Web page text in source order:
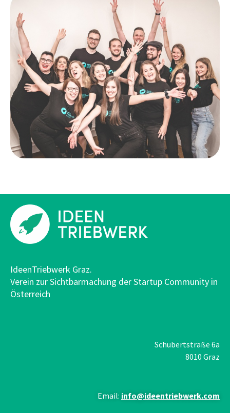
IdeenTriebwerk Graz.
Verein zur Sichtbarmachung der Startup Community in
Österreich
Schubertstraße 6a
8010 Graz
Email: info@ideentriebwerk.com